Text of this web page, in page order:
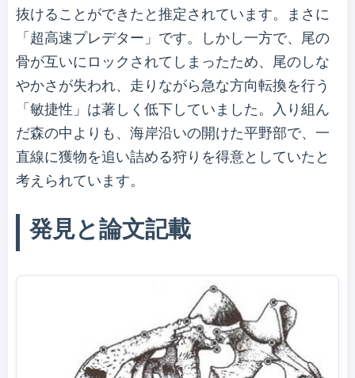
抜けることができたと推定されています。まさに
「超高速プレデター」です。しかし一方で、尾の
骨が互いにロックされてしまったため、尾のしな
やかさが失われ、走りながら急な方向転換を行う
「敏捷性」は著しく低下していました。入り組ん
だ森の中よりも、海岸沿いの開けた平野部で、一
直線に獲物を追い詰める狩りを得意としていたと
考えられています。
発見と論文記載